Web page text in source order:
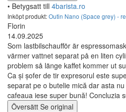
• Betygsatt till 4barista.ro
Inköpt produkt:Outin Nano (Space grey) -
Florin
14.09.2025
Som lastbilschaufför är
värmer vattnet separat på en liten
problem så länge kaffet kommer ut
Ca și șofer de tir expresorul este
separat pe o butelie mică dar asta
cafeaua iese super bună! Concluzia
Översätt Se original